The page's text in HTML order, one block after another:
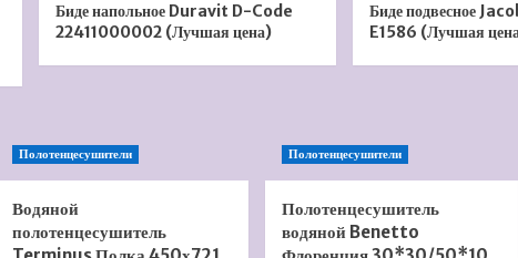
Биде напольное Duravit D-Code
22411000002 (Лучшая цена)
Биде подвесное
E1586 (Лучшая
Полотенцесушители
Водяной
полотенцесушитель
Полотенцесушители
Полотенцесушитель
водяной Benetto